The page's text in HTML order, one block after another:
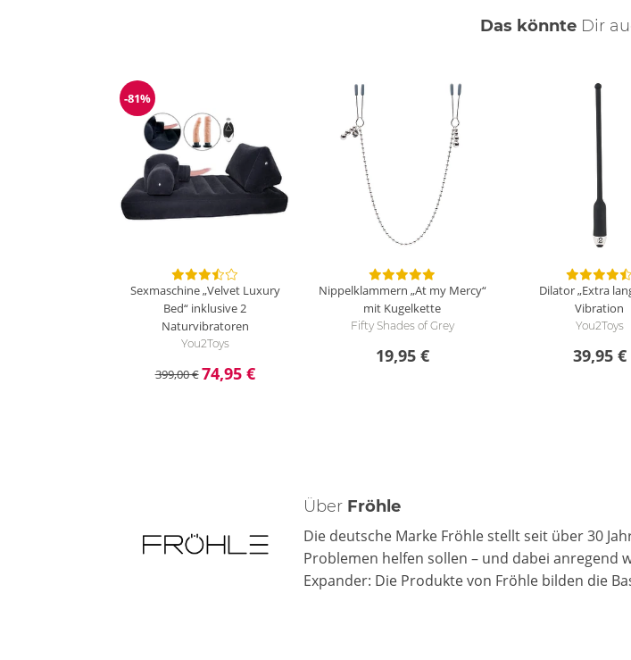
Das könnte Dir
Reduzierung
-81%
Sexmaschine „Velvet Luxury
Bed“ inklusive 2
Naturvibratoren
You2Toys
399,00 €74,95 €
Nippelklammern „At my Mercy“
mit Kugelkette
Fifty Shades of Grey
19,95 €
Dilator „Extra
Vibration
You2Toys
39,95 €
Über Fröhle
Die deutsche Marke Fröhle stellt seit über 30
Problemen helfen sollen – und dabei anregend
Expander: Die Produkte von Fröhle bilden die